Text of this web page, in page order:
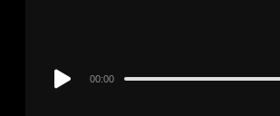
Audio
00:00